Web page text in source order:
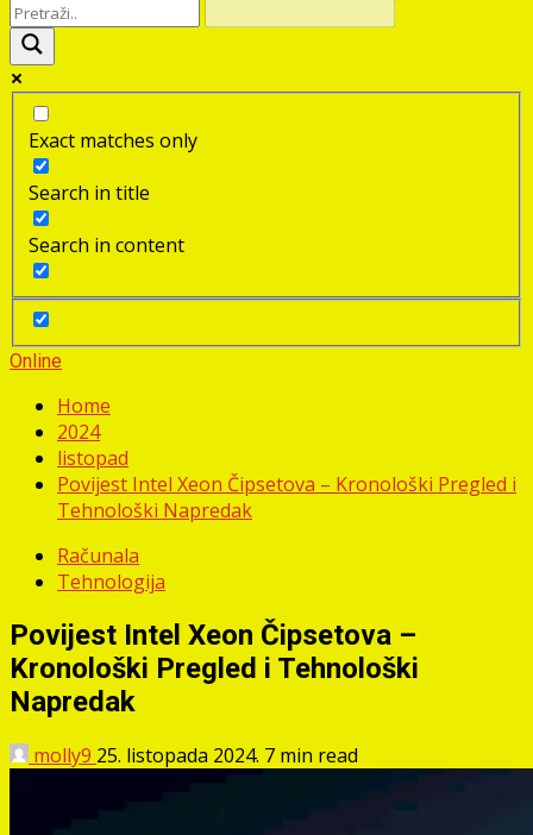
Exact matches only
Search in title
Search in content
Online
Home
2024
listopad
Povijest Intel Xeon Čipsetova – Kronološki Pregled i
Tehnološki Napredak
Računala
Tehnologija
Povijest Intel Xeon Čipsetova –
Kronološki Pregled i Tehnološki
Napredak
molly9 25. listopada 2024. 7 min read